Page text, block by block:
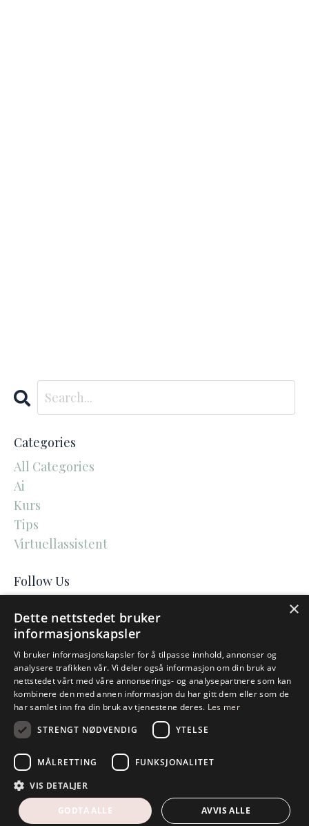
Categories
All Categories
Ai
Kurs
Tips
Virtuellassistent
Follow Us
AtterlingMedia
Personvernerklæring
© 2026 AtterlingMedia
Powered by Kajabi
×
Dette nettstedet bruker
informasjonskapsler
Vi bruker informasjonskapsler for å tilpasse innhold, annonser og
analysere trafikken vår. Vi deler også informasjon om din bruk av
nettstedet vårt med våre annonserings- og analysepartnere som kan
kombinere den med annen informasjon du har gitt dem eller som de
har samlet inn fra din bruk av tjenestene deres. Les mer
STRENGT NØDVENDIG
YTELSE
MÅLRETTING FUNKSJONALITET
VIS DETALJER
GODTA ALLE AVVIS ALLE